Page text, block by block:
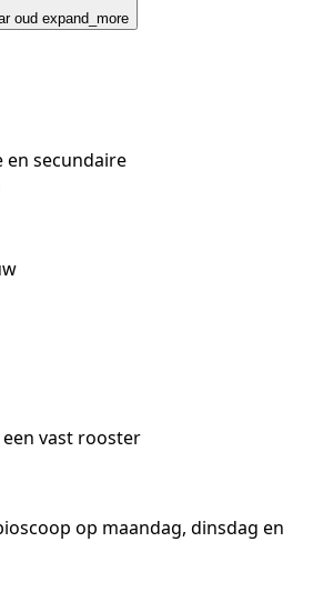
oud expand_more
secundaire
vast rooster
op maandag, dinsdag en